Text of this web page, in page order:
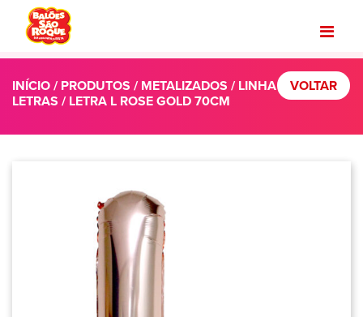
INÍCIO/PRODUTOS / METALIZADOS / LINHA
LETRAS / LETRA L ROSE GOLD 70CM
VOLTAR